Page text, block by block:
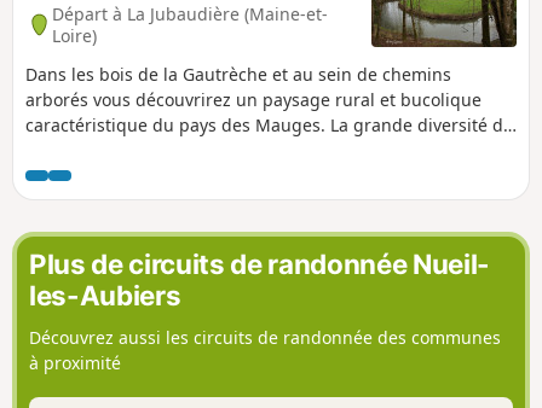
Départ à La Jubaudière (Maine-et-
Loire)
Dans les bois de la Gautrèche et au sein de chemins
arborés vous découvrirez un paysage rural et bucolique
caractéristique du pays des Mauges. La grande diversité de
circuit s’étendant sur une large portion du territoire de la
Jubaudière il vous permettra de découvrir une commune
aux multiples visages.
Plus de circuits de randonnée Nueil-
les-Aubiers
Découvrez aussi les circuits de randonnée des communes
à proximité